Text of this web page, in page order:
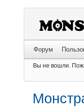
Форум
Вы не вошли.